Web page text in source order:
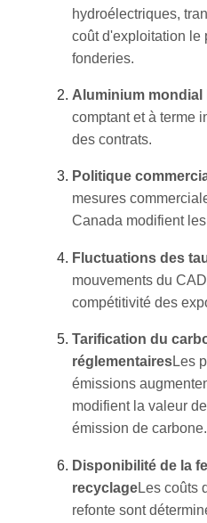
hydroélectriques,
coût d'exploitation le
fonderies.
Aluminium mondial
comptant et à terme
des contrats.
Politique
mesures
Canada modifient
Fluctuations des
mouvements du
compétitivité des
Tarification du
réglementairesLes
émissions
modifient la valeur
émission de carbone.
Disponibilité de la
recyclageLes coûts
refonte sont